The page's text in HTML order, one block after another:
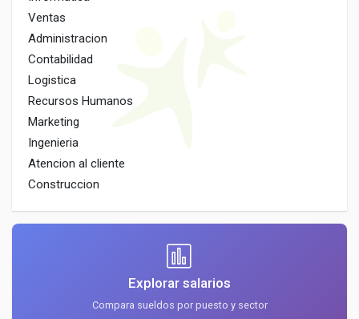
Ventas
Administracion
Contabilidad
Logistica
Recursos Humanos
Marketing
Ingenieria
Atencion al cliente
Construccion
Explorar salarios
Compara sueldos por puesto y sector